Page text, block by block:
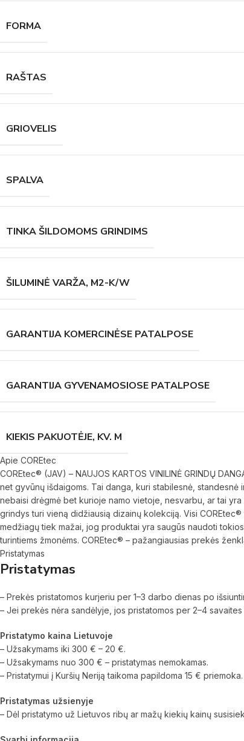
FORMA
RAŠTAS
GRIOVELIS
SPALVA
TINKA ŠILDOMOMS GRINDIMS
ŠILUMINĖ VARŽA, M2-K/W
GARANTIJA KOMERCINĖSE PATALPOSE
GARANTIJA GYVENAMOSIOSE PATALPOSE
KIEKIS PAKUOTĖJE, KV. M
Apie COREtec
COREtec® (JAV) – NAUJOS KARTOS VINILINĖ GRINDŲ
net gyvūnų išdaigoms. Tai danga, kuri stabilesnė,
nebaisi drėgmė bet kurioje namo vietoje, nesvarbu, ar tai
grindys turi vieną didžiausią dizainų kolekciją. Visi
medžiagų tiek mažai, jog produktai yra saugūs naudoti
turintiems žmonėms. COREtec® – pažangiausias prekės
Pristatymas
Pristatymas
– Prekės pristatomos kurjeriu per 1–3 darbo dienas po
– Jei prekės nėra sandėlyje, jos pristatomos per 2–4
Pristatymo kaina Lietuvoje
– Užsakymams iki 300 € – 20 €.
– Užsakymams nuo 300 € – pristatymas nemokamas.
– Pristatymui į Kuršių Neriją taikoma papildoma 15 € priemoka.
Pristatymas užsienyje
– Dėl pristatymo už Lietuvos ribų ar mažų kiekių kainų